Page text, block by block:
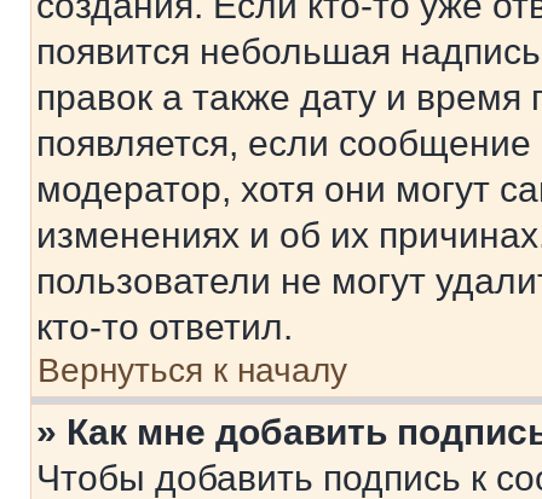
появится небольшая
правок а также дату и
появляется, если
модератор, хотя они могут
изменениях и об их
пользователи не могут
кто-то ответил.
Вернуться к началу
» Как мне добавить
Чтобы добавить подпись к